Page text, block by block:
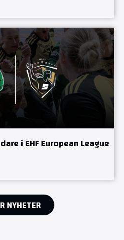
i EHF European League
NYHETER